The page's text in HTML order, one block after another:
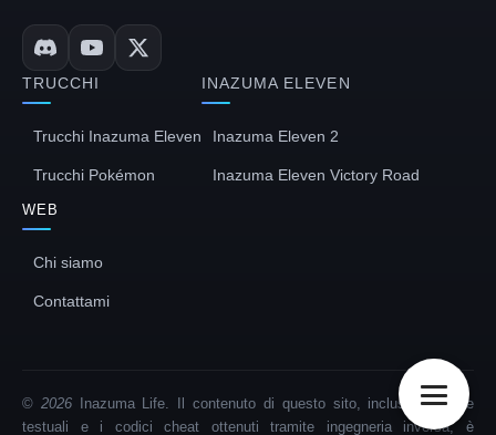
TRUCCHI
Trucchi Inazuma Eleven
Trucchi Pokémon
INAZUMA ELEVEN
Inazuma Eleven 2
Inazuma Eleven Victory Road
WEB
Chi siamo
Contattami
© 2026Inazuma Life. Il contenuto di questo sito, incluse le guide
testuali e i codici cheat ottenuti tramite ingegneria inversa, è
Deutsch
Français